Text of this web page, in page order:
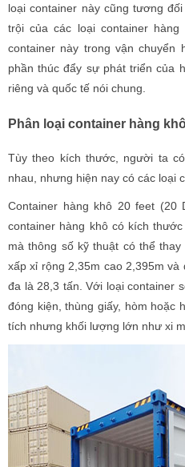
loại container này cũng tương
trội của các loại container
container này trong vận chuyển
phần thúc đẩy sự phát triển của
riêng và quốc tế nói chung.
Phân loại container hàng
Tùy theo kích thước, người ta
nhau, nhưng hiện nay có các loại
Container hàng khô 20 feet
container hàng khô có kích
mà thông số kỹ thuật có thể
xấp xỉ rộng 2,35m cao 2,395m
đa là 28,3 tấn. Với loại container
đóng kiện, thùng giấy, hòm hoặc
tích nhưng khối lượng lớn như xi